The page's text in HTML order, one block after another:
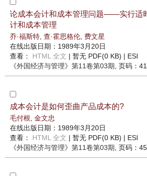
论成本会计和成本管理问题——实行适
计和成本管理
乔·福斯特 查·霍思格伦 费文星
在线出版日期：1989年3月20日
查看： HTML 全文 | 暂无 PDF(0 KB) | ESI
《外国经济与管理》 第11卷第03期 , 页码：
成本会计是如何歪曲产品成本的?
毛付根 金文忠
在线出版日期：1989年3月20日
查看： HTML 全文 | 暂无 PDF(0 KB) | ESI
《外国经济与管理》 第11卷第03期 , 页码：